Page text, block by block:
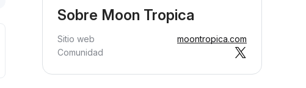
Sobre Moon Tropica
Sitio web
moontropica.com
Comunidad